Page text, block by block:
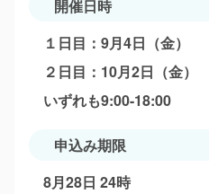
研修申し込み・お支
お支払い方法は、銀行
園でまとめてお支払いに
園でまとめてお支払いに
開催日時
１日目：9月4日（金）
２日目：10月2日（金）
いずれも9:00-18:00
申込み期限
8月28日 24時